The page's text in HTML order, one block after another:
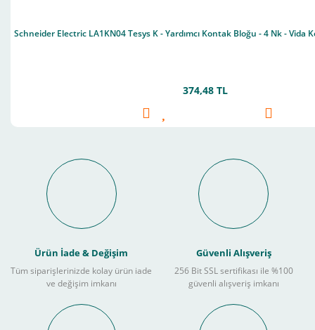
Schneider Electric LA1KN04 Tesys K - Yardımcı Kontak Bloğu - 4 Nk - Vida
374,48 TL
Ürün İade & Değişim
Tüm siparişlerinizde kolay ürün iade
ve değişim imkanı
Güvenli Alışveriş
256 Bit SSL sertifikası ile %100
güvenli alışveriş imkanı